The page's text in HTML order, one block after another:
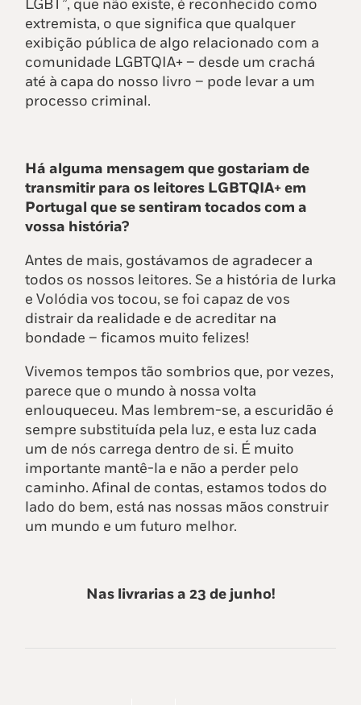
LGBT”, que não existe, é reconhecido como
extremista, o que significa que qualquer
exibição pública de algo relacionado com a
comunidade LGBTQIA+ – desde um crachá
até à capa do nosso livro – pode levar a um
processo criminal.
Há alguma mensagem que gostariam de
transmitir para os leitores LGBTQIA+ em
Portugal que se sentiram tocados com a
vossa história?
Antes de mais, gostávamos de agradecer a
todos os nossos leitores. Se a história de Iurka
e Volódia vos tocou, se foi capaz de vos
distrair da realidade e de acreditar na
bondade – ficamos muito felizes!
Vivemos tempos tão sombrios que, por vezes,
parece que o mundo à nossa volta
enlouqueceu. Mas lembrem-se, a escuridão é
sempre substituída pela luz, e esta luz cada
um de nós carrega dentro de si. É muito
importante mantê-la e não a perder pelo
caminho. Afinal de contas, estamos todos do
lado do bem, está nas nossas mãos construir
um mundo e um futuro melhor.
Nas livrarias a 23 de junho!